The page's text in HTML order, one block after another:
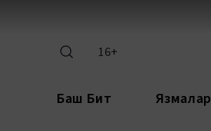
16+
Баш Бит Язмалар